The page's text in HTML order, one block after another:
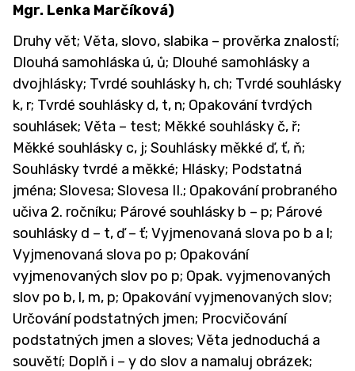
Mgr. Lenka Marčíková)
Druhy vět; Věta, slovo, slabika – prověrka znalostí;
Dlouhá samohláska ú, ů; Dlouhé samohlásky a
dvojhlásky; Tvrdé souhlásky h, ch; Tvrdé souhlásky
k, r; Tvrdé souhlásky d, t, n; Opakování tvrdých
souhlásek; Věta – test; Měkké souhlásky č, ř;
Měkké souhlásky c, j; Souhlásky měkké ď, ť, ň;
Souhlásky tvrdé a měkké; Hlásky; Podstatná
jména; Slovesa; Slovesa II.; Opakování probraného
učiva 2. ročníku; Párové souhlásky b – p; Párové
souhlásky d – t, ď – ť; Vyjmenovaná slova po b a l;
Vyjmenovaná slova po p; Opakování
vyjmenovaných slov po p; Opak. vyjmenovaných
slov po b, l, m, p; Opakování vyjmenovaných slov;
Určování podstatných jmen; Procvičování
podstatných jmen a sloves; Věta jednoduchá a
souvětí; Doplň i – y do slov a namaluj obrázek;